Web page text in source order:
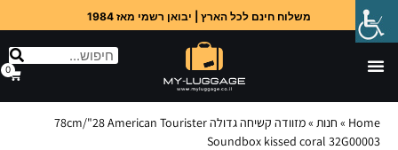
משלוח חינם לכל הארץ | יבואן רשמי מאז 1984
0
Home
» חנות »
מזוודה קשיחה גדולה 78cm/"28 American Tourister
Soundbox kissed coral 32G00003